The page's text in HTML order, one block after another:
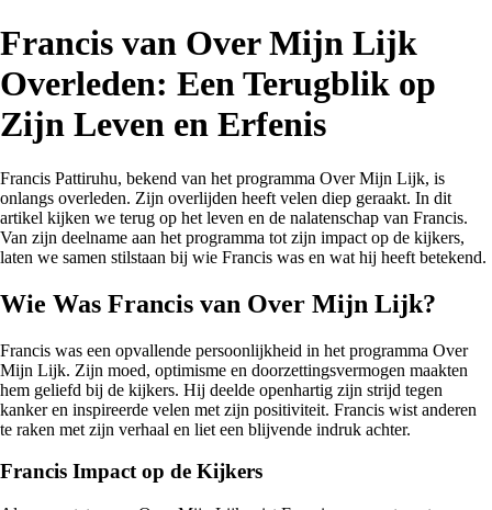
Francis van Over Mijn Lijk
Overleden: Een Terugblik op
Zijn Leven en Erfenis
Francis Pattiruhu, bekend van het programma Over Mijn Lijk, is
onlangs overleden. Zijn overlijden heeft velen diep geraakt. In dit
artikel kijken we terug op het leven en de nalatenschap van Francis.
Van zijn deelname aan het programma tot zijn impact op de kijkers,
laten we samen stilstaan bij wie Francis was en wat hij heeft betekend.
Wie Was Francis van Over Mijn Lijk?
Francis was een opvallende persoonlijkheid in het programma Over
Mijn Lijk. Zijn moed, optimisme en doorzettingsvermogen maakten
hem geliefd bij de kijkers. Hij deelde openhartig zijn strijd tegen
kanker en inspireerde velen met zijn positiviteit. Francis wist anderen
te raken met zijn verhaal en liet een blijvende indruk achter.
Francis Impact op de Kijkers